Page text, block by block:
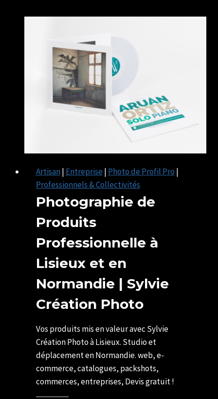
Artisan | Entreprise | Photo de Profil Pro |
Professionnels & Collectivités
Photographie de
Produits
Professionnelle à
Lisieux et en
Normandie | Sylvie
Création Photo
Vos produits mis en valeur avec Sylvie
Création Photo à Lisieux. Studio et
déplacement en Normandie. web, e-
commerce, catalogues, packshots,
commerces, entreprises, Devis gratuit !